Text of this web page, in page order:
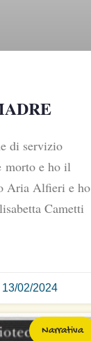
di servizio
morto e ho il
Aria Alfieri e ho
Cametti
13/02/2024
Narrativa